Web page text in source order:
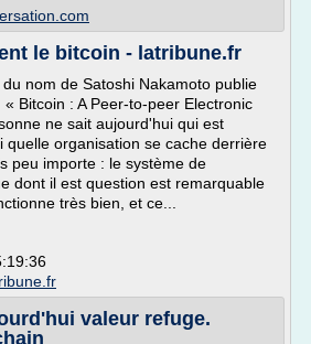
le bitcoin - latribune.fr
nom de Satoshi Nakamoto publie
Bitcoin : A Peer-to-peer Electronic
ne sait aujourd'hui qui est
quelle organisation se cache derrière
peu importe : le système de
dont il est question est remarquable
très bien, et ce...
valeur refuge.